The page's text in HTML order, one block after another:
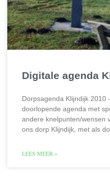
Digitale agenda
Dorpsagenda Klijndijk
doorlopende agenda met
andere knelpunten/wensen
ons dorp Klijndijk, met als
LEES MEER »